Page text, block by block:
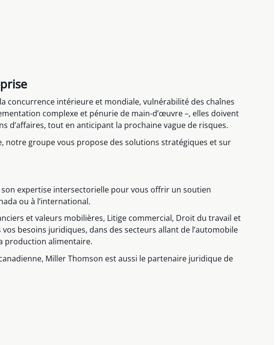
concurrence intérieure et mondiale, vulnérabilité des chaînes
complexe et pénurie de main-d’œuvre –, elles doivent
tout en anticipant la prochaine vague de risques.
notre groupe vous propose des solutions stratégiques et sur
expertise intersectorielle pour vous offrir un soutien
ou à l’international.
et valeurs mobilières, Litige commercial, Droit du travail et
besoins juridiques, dans des secteurs allant de l’automobile
production alimentaire.
Miller Thomson est aussi le partenaire juridique de